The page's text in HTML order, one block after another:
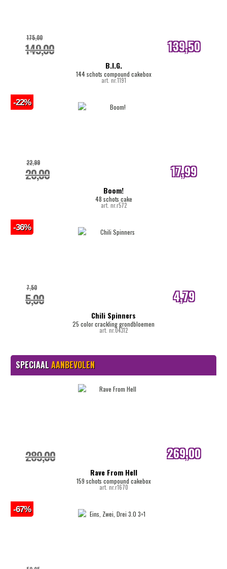
B.I.G.
144 schots compound cakebox
art. nr.1191
149,00
175,00 139,50
internetprijs
Boom!
48 schots cake
art. nr.r572
20,00
22,99 17,99
internetprijs
-22%
Chili Spinners
25 color crackling grondbloemen
art. nr.04312
5,00
7,50 4,79
internetprijs
-36%
SPECIAALAANBEVOLEN
Rave From Hell
159 schots compound cakebox
art. nr.r1670
289,00 269,00
internetprijs
-67%